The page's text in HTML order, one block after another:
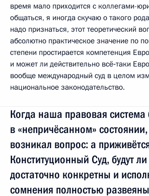
время мало приходится с коллегами-
общаться, я иногда скучаю о такого
надо признаться, этот теоретический
абсолютно практическое значение по
степени простирается компетенция
и может ли действительно всё‑таки
вообще международный суд в целом
национальное законодательство.
Когда наша правовая система
в «непричёсанном»
возникал вопрос: а
Конституционный Суд, будут
достаточно конкретны и
сомнения полностью